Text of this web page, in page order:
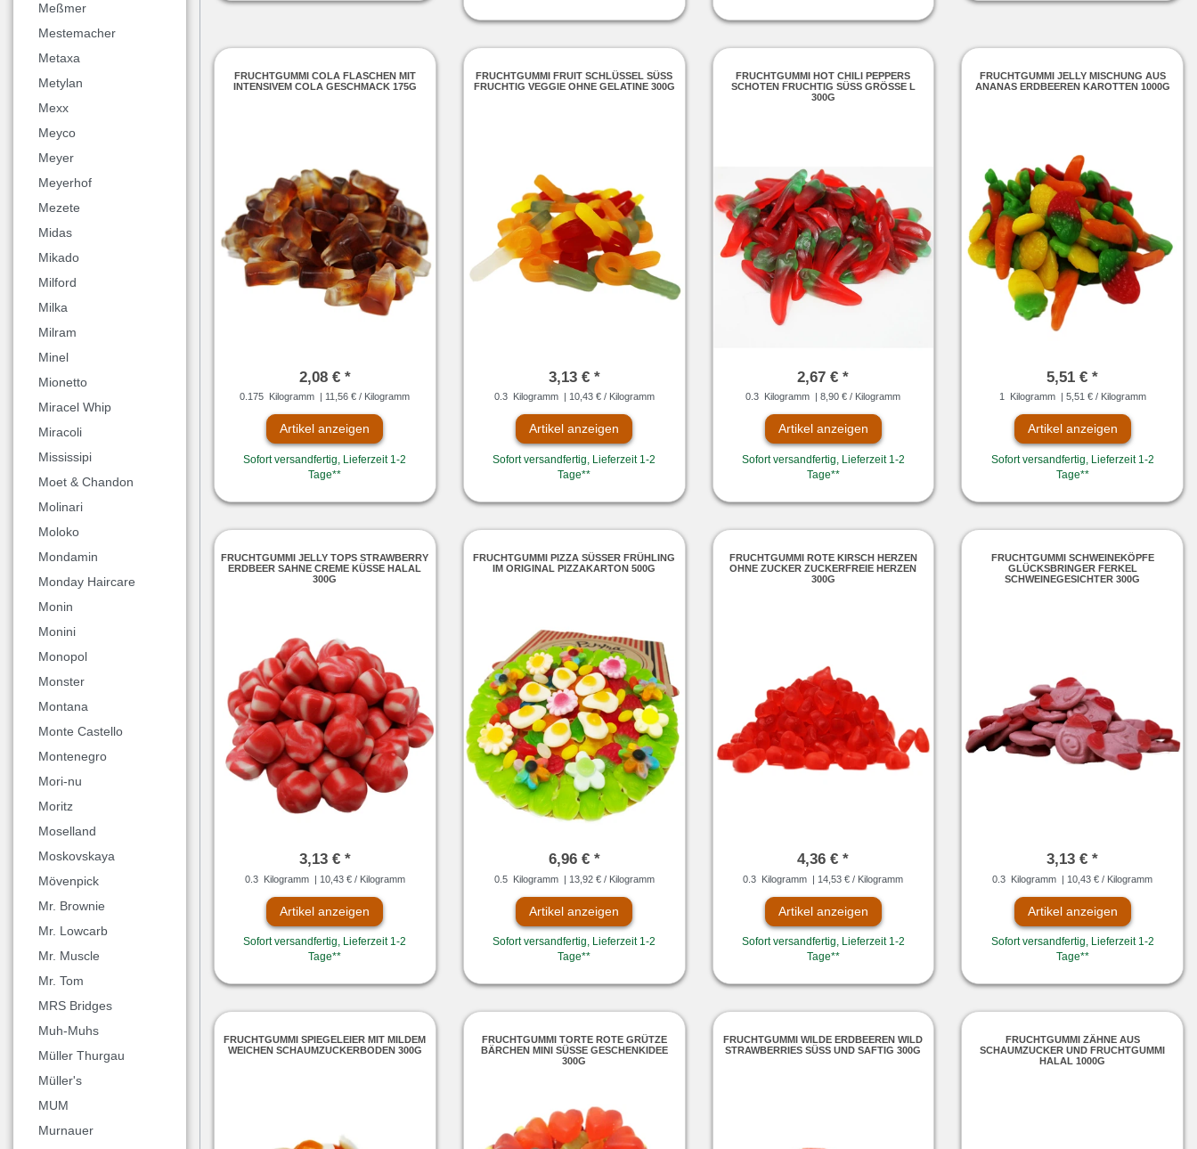
Meßmer
Mestemacher
Metaxa
Metylan
Mexx
Meyco
Meyer
Meyerhof
Mezete
Midas
Mikado
Milford
Milka
Milram
Minel
Mionetto
Miracel Whip
Miracoli
Mississipi
Moet & Chandon
Molinari
Moloko
Mondamin
Monday Haircare
Monin
Monini
Monopol
Monster
Montana
Monte Castello
Montenegro
Mori-nu
Moritz
Moselland
Moskovskaya
Mövenpick
Mr. Brownie
Mr. Lowcarb
Mr. Muscle
Mr. Tom
MRS Bridges
Muh-Muhs
Müller Thurgau
Müller's
MUM
Murnauer
FRUCHTGUMMI COLA FLASCHEN MIT
INTENSIVEM COLA GESCHMACK 175G
2,08 € *
0.175 Kilogramm | 11,56 € / Kilogramm
Artikel anzeigen
Sofort versandfertig, Lieferzeit 1-2
Tage**
FRUCHTGUMMI FRUIT SCHLÜSSEL SÜSS F
RUCHTIG VEGGIE OHNE GELATINE 300G
3,13 € *
0.3 Kilogramm | 10,43 € / Kilogramm
Artikel anzeigen
Sofort versandfertig, Lieferzeit 1-2
Tage**
FRUCHTGUMMI HOT CHILI PEPPERS
SCHOTEN FRUCHTIG SÜSS GRÖSSE L 30
0G
2,67 € *
0.3 Kilogramm | 8,90 € / Kilogramm
Artikel anzeigen
Sofort versandfertig, Lieferzeit 1-2
Tage**
FRUCHTGUMMI JELLY MISCHUNG AUS
ANANAS ERDBEEREN KAROTTEN 1000G
5,51 € *
1 Kilogramm | 5,51 € / Kilogramm
Artikel anzeigen
Sofort versandfertig, Lieferzeit 1-2
Tage**
FRUCHTGUMMI JELLY TOPS STRAWBERRY
ERDBEER SAHNE CREME KÜSSE HALAL
300G
3,13 € *
0.3 Kilogramm | 10,43 € / Kilogramm
Artikel anzeigen
Sofort versandfertig, Lieferzeit 1-2
Tage**
FRUCHTGUMMI PIZZA SÜSSER FRÜHLING I
M ORIGINAL PIZZAKARTON 500G
6,96 € *
0.5 Kilogramm | 13,92 € / Kilogramm
Artikel anzeigen
Sofort versandfertig, Lieferzeit 1-2
Tage**
FRUCHTGUMMI ROTE KIRSCH HERZEN
OHNE ZUCKER ZUCKERFREIE HERZEN
300G
4,36 € *
0.3 Kilogramm | 14,53 € / Kilogramm
Artikel anzeigen
Sofort versandfertig, Lieferzeit 1-2
Tage**
FRUCHTGUMMI SCHWEINEKÖPFE
GLÜCKSBRINGER FERKEL
SCHWEINEGESICHTER 300G
3,13 € *
0.3 Kilogramm | 10,43 € / Kilogramm
Artikel anzeigen
Sofort versandfertig, Lieferzeit 1-2
Tage**
FRUCHTGUMMI SPIEGELEIER MIT MILDEM
WEICHEN SCHAUMZUCKERBODEN 300G
FRUCHTGUMMI TORTE ROTE GRÜTZE
BÄRCHEN MINI SÜSSE GESCHENKIDEE 3
00G
FRUCHTGUMMI WILDE ERDBEEREN WILD
STRAWBERRIES SÜSS UND SAFTIG 300G
FRUCHTGUMMI ZÄHNE AUS
SCHAUMZUCKER UND FRUCHTGUMMI
HALAL 1000G